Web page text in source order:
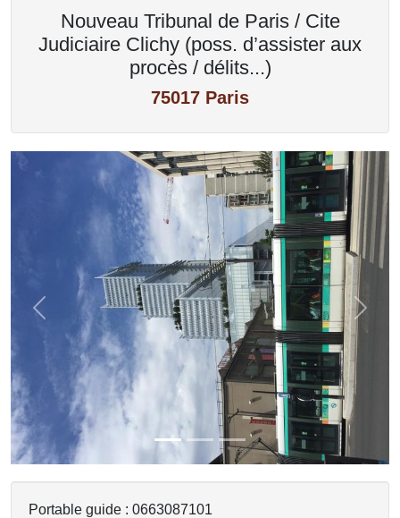
Nouveau Tribunal de Paris / Cite
Judiciaire Clichy (poss. d’assister aux
procès / délits...)
75017 Paris
Previous Next
Portable guide : 0663087101